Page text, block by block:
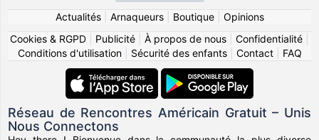
Actualités| Arnaqueurs| Boutique| Opinions
Cookies & RGPD
Publicité À propos de nous Confidentialité
Conditions d'utilisation| Sécurité des enfants| Contact| FAQ
Réseau de Rencontres Américain Gratuit – Unis
Nous Connectons